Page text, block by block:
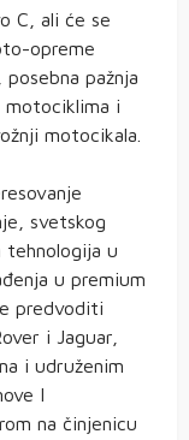
C, ali će se
opreme
pažnja
motociklima i
motocikala.
svetskog
tehnologija u
u premium
predvoditi
i Jaguar,
i udruženim
I
na činjenicu